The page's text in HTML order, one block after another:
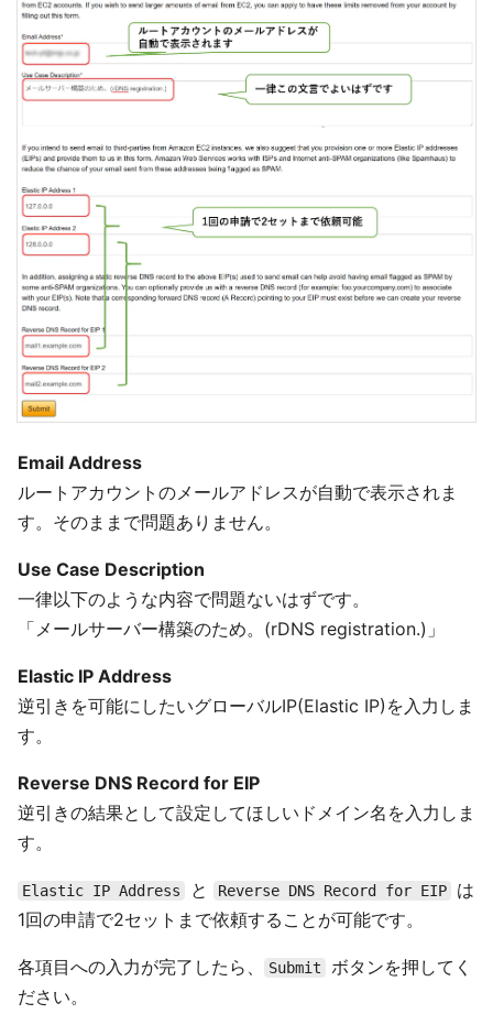
Email Address
ルートアカウントのメールアドレスが自動で表示されま
す。そのままで問題ありません。
Use Case Description
一律以下のような内容で問題ないはずです。
「メールサーバー構築のため。(rDNS registration.)」
Elastic IP Address
逆引きを可能にしたいグローバルIP(Elastic IP)を入力しま
す。
Reverse DNS Record for EIP
逆引きの結果として設定してほしいドメイン名を入力しま
す。
Elastic IP Address と Reverse DNS Record for EIP
は
1回の申請で2セットまで依頼することが可能です。
各項目への入力が完了したら、 Submit
ボタンを押してく
ださい。